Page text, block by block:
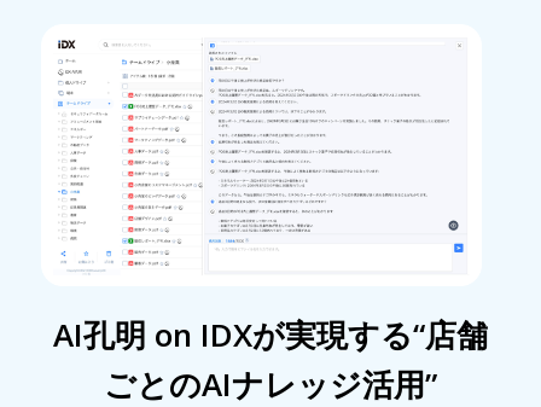
AI孔明 on IDXが実現する“店舗
ごとのAIナレッジ活用”